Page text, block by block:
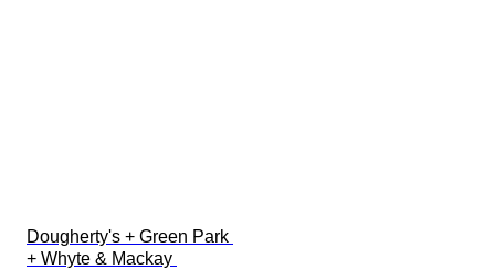
Dougherty's + Green Park
+ Whyte & Mackay